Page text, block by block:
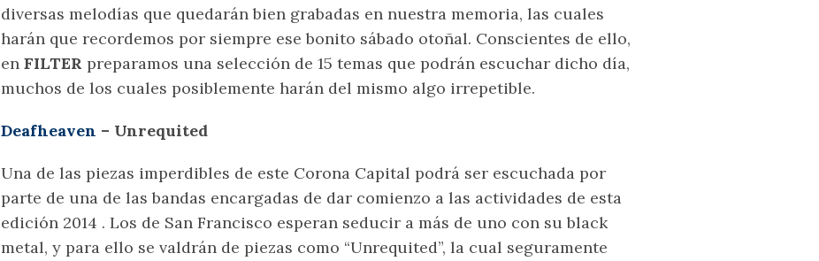
diversas melodías que quedarán bien grabadas en nuestra memoria, las cuales
harán que recordemos por siempre ese bonito sábado otoñal. Conscientes de ello,
en FILTER preparamos una selección de 15 temas que podrán escuchar dicho día,
muchos de los cuales posiblemente harán del mismo algo irrepetible.
Deafheaven – Unrequited
Una de las piezas imperdibles de este Corona Capital podrá ser escuchada por
parte de una de las bandas encargadas de dar comienzo a las actividades de esta
edición 2014 . Los de San Francisco esperan seducir a más de uno con su black
metal, y para ello se valdrán de piezas como “Unrequited”, la cual seguramente